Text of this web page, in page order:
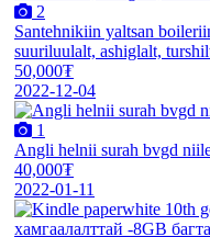
2
Santehnikiin yaltsan
suuriluulalt, ashiglalt,
50,000₮
2022-12-04
1
Angli helnii surah bvgd
40,000₮
2022-01-11